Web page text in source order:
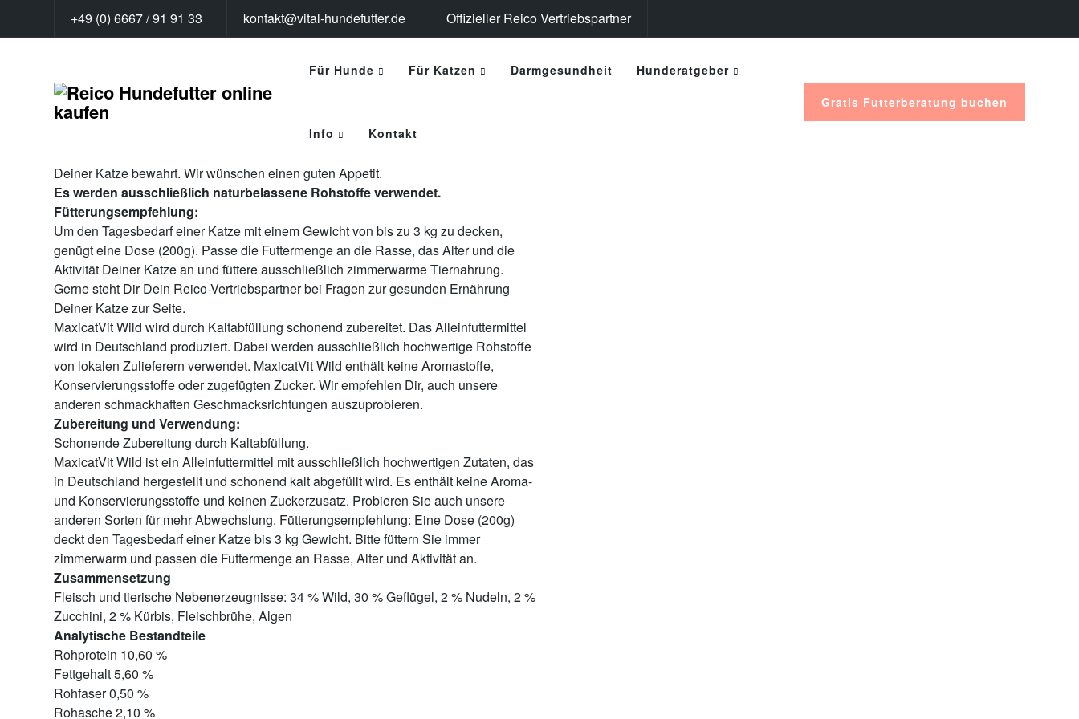
+49 (0) 6667 / 91 91 33 kontakt@vital-hundefutter.de Offizieller Reico Vertriebspartner
Für Hunde Für Katzen Darmgesundheit Hunderatgeber
Info Kontakt
Gratis Futterberatung buchen
MAXiCAT Wild
Für Katzen, die gerne auf die Jagd gehen
Produktbeschreibung
Verwöhne Deinen kleinen Jäger mit dem schmackhaften Alleinfuttermittel MaxicatVit
Wild. Die Zutaten: Frisches Wildfleisch, zartes Geflügel, nahrhafte Nudeln, leckeren
Deiner Katze bewahrt. Wir wünschen einen guten Appetit.
Es werden ausschließlich naturbelassene Rohstoffe verwendet.
Fütterungsempfehlung:
Um den Tagesbedarf einer Katze mit einem Gewicht von bis zu 3 kg zu decken,
genügt eine Dose (200g). Passe die Futtermenge an die Rasse, das Alter und die
Aktivität Deiner Katze an und füttere ausschließlich zimmerwarme Tiernahrung.
Gerne steht Dir Dein Reico-Vertriebspartner bei Fragen zur gesunden Ernährung
Deiner Katze zur Seite.
MaxicatVit Wild wird durch Kaltabfüllung schonend zubereitet. Das Alleinfuttermittel
wird in Deutschland produziert. Dabei werden ausschließlich hochwertige Rohstoffe
von lokalen Zulieferern verwendet. MaxicatVit Wild enthält keine Aromastoffe,
Konservierungsstoffe oder zugefügten Zucker. Wir empfehlen Dir, auch unsere
anderen schmackhaften Geschmacksrichtungen auszuprobieren.
Zubereitung und Verwendung:
Schonende Zubereitung durch Kaltabfüllung.
MaxicatVit Wild ist ein Alleinfuttermittel mit ausschließlich hochwertigen Zutaten, das
in Deutschland hergestellt und schonend kalt abgefüllt wird. Es enthält keine Aroma-
und Konservierungsstoffe und keinen Zuckerzusatz. Probieren Sie auch unsere
anderen Sorten für mehr Abwechslung. Fütterungsempfehlung: Eine Dose (200g)
deckt den Tagesbedarf einer Katze bis 3 kg Gewicht. Bitte füttern Sie immer
zimmerwarm und passen die Futtermenge an Rasse, Alter und Aktivität an.
Zusammensetzung
Fleisch und tierische Nebenerzeugnisse: 34 % Wild, 30 % Geflügel, 2 % Nudeln, 2 %
Zucchini, 2 % Kürbis, Fleischbrühe, Algen
Analytische Bestandteile
Rohprotein 10,60 %
Fettgehalt 5,60 %
Rohfaser 0,50 %
Rohasche 2,10 %